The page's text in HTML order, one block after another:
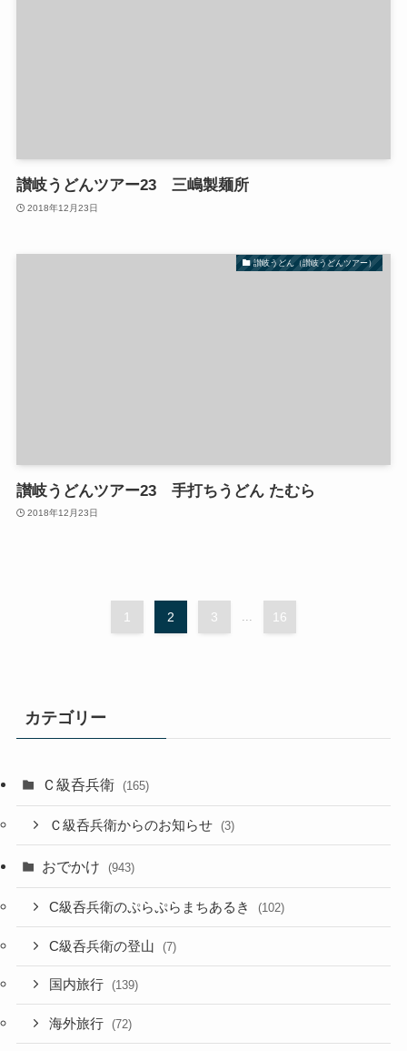
讃岐うどんツアー23 三嶋製麺所
2018年12月23日
讃岐うどん（讃岐うどんツアー）
讃岐うどんツアー23 手打ちうどん たむら
2018年12月23日
1 2 3 16
カテゴリー
Ｃ級呑兵衛 (165)
Ｃ級呑兵衛からのお知らせ (3)
おでかけ (943)
C級呑兵衛のぷらぷらまちあるき (102)
C級呑兵衛の登山 (7)
国内旅行 (139)
海外旅行 (72)